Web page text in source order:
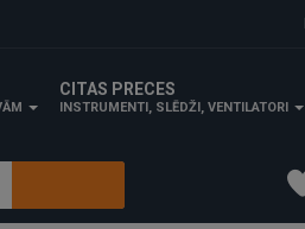
CITAS PRECES
INSTRUMENTI, SLĒDŽI, VENTILATORI